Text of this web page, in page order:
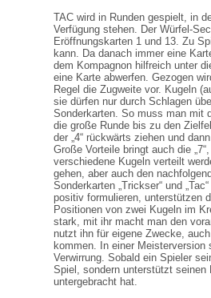
TAC wird in Runden gespielt, in
Verfügung stehen. Der Würfel-
Eröffnungskarten 1 und 13. Zu
kann. Da danach immer eine
dem Kompagnon hilfreich unter
eine Karte abwerfen. Gezogen
Regel die Zugweite vor. Kugeln
sie dürfen nur durch Schlagen
Sonderkarten. So muss man mit
die große Runde bis zu den
der „4“ rückwärts ziehen und
Große Vorteile bringt auch die
verschiedene Kugeln verteilt
gehen, aber auch den
Sonderkarten „Trickser“ und
positiv formulieren, unterstützen
Positionen von zwei Kugeln im
stark, mit ihr macht man den
nutzt ihn für eigene Zwecke,
kommen. In einer Meisterversion
Verwirrung. Sobald ein Spieler
Spiel, sondern unterstützt
untergebracht hat.